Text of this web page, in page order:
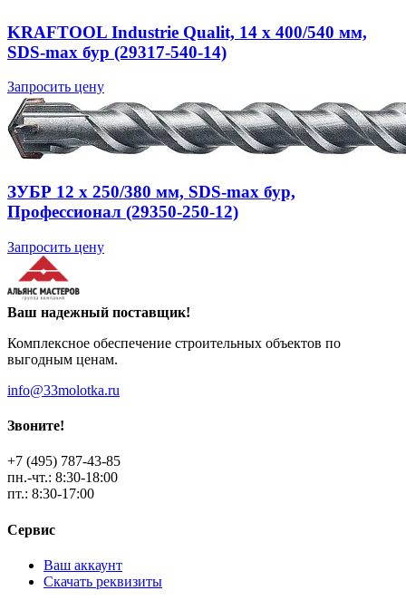
KRAFTOOL Industrie Qualit, 14 x 400/540 мм,
SDS-max бур (29317-540-14)
Запросить цену
ЗУБР 12 x 250/380 мм, SDS-max бур,
Профессионал (29350-250-12)
Запросить цену
Ваш надежный поставщик!
Комплексное обеспечение строительных объектов по
выгодным ценам.
info@33molotka.ru
Звоните!
+7 (495) 787-43-85
пн.-чт.: 8:30-18:00
пт.: 8:30-17:00
Сервис
Ваш аккаунт
Скачать реквизиты